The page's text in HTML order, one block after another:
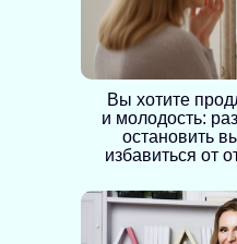
Вы хотите
и молодость:
остановить
избавиться от